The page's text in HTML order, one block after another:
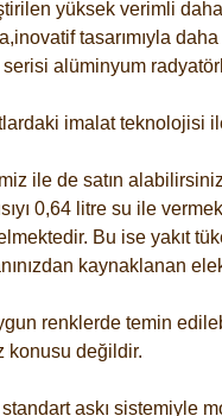
yüksek verimli daha
tasarımıyla daha
alüminyum
imalat teknolojisi
ile de satın
0,64 litre su ile
Bu ise yakıt
kaynaklanan
renklerde temin
konusu değildir.
askı sistemiyle